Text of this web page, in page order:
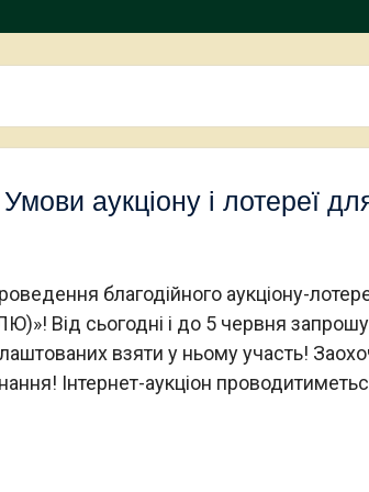
аукціону і лотереї
благодійного аукціону-
Від сьогодні і до 5 червня
взяти у ньому участь!
Інтернет-аукціон